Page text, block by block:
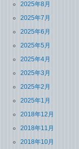
2025年8月
2025年7月
2025年6月
2025年5月
2025年4月
2025年3月
2025年2月
2025年1月
2018年12月
2018年11月
2018年10月